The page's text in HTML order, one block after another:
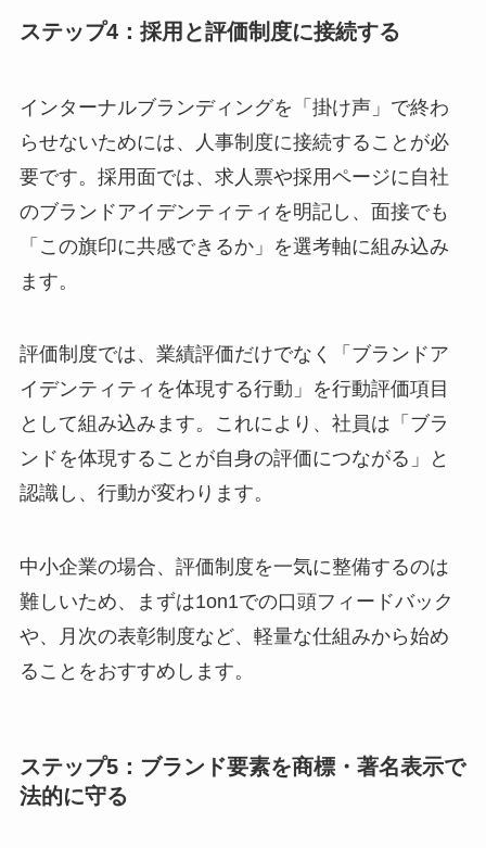
ステップ4：採用と評価制度に接続する
インターナルブランディングを「掛け声」で終わ
らせないためには、人事制度に接続することが必
要です。採用面では、求人票や採用ページに自社
のブランドアイデンティティを明記し、面接でも
「この旗印に共感できるか」を選考軸に組み込み
ます。
評価制度では、業績評価だけでなく「ブランドア
イデンティティを体現する行動」を行動評価項目
として組み込みます。これにより、社員は「ブラ
ンドを体現することが自身の評価につながる」と
認識し、行動が変わります。
中小企業の場合、評価制度を一気に整備するのは
難しいため、まずは1on1での口頭フィードバック
や、月次の表彰制度など、軽量な仕組みから始め
ることをおすすめします。
ステップ5：ブランド要素を商標・著名表示で
法的に守る